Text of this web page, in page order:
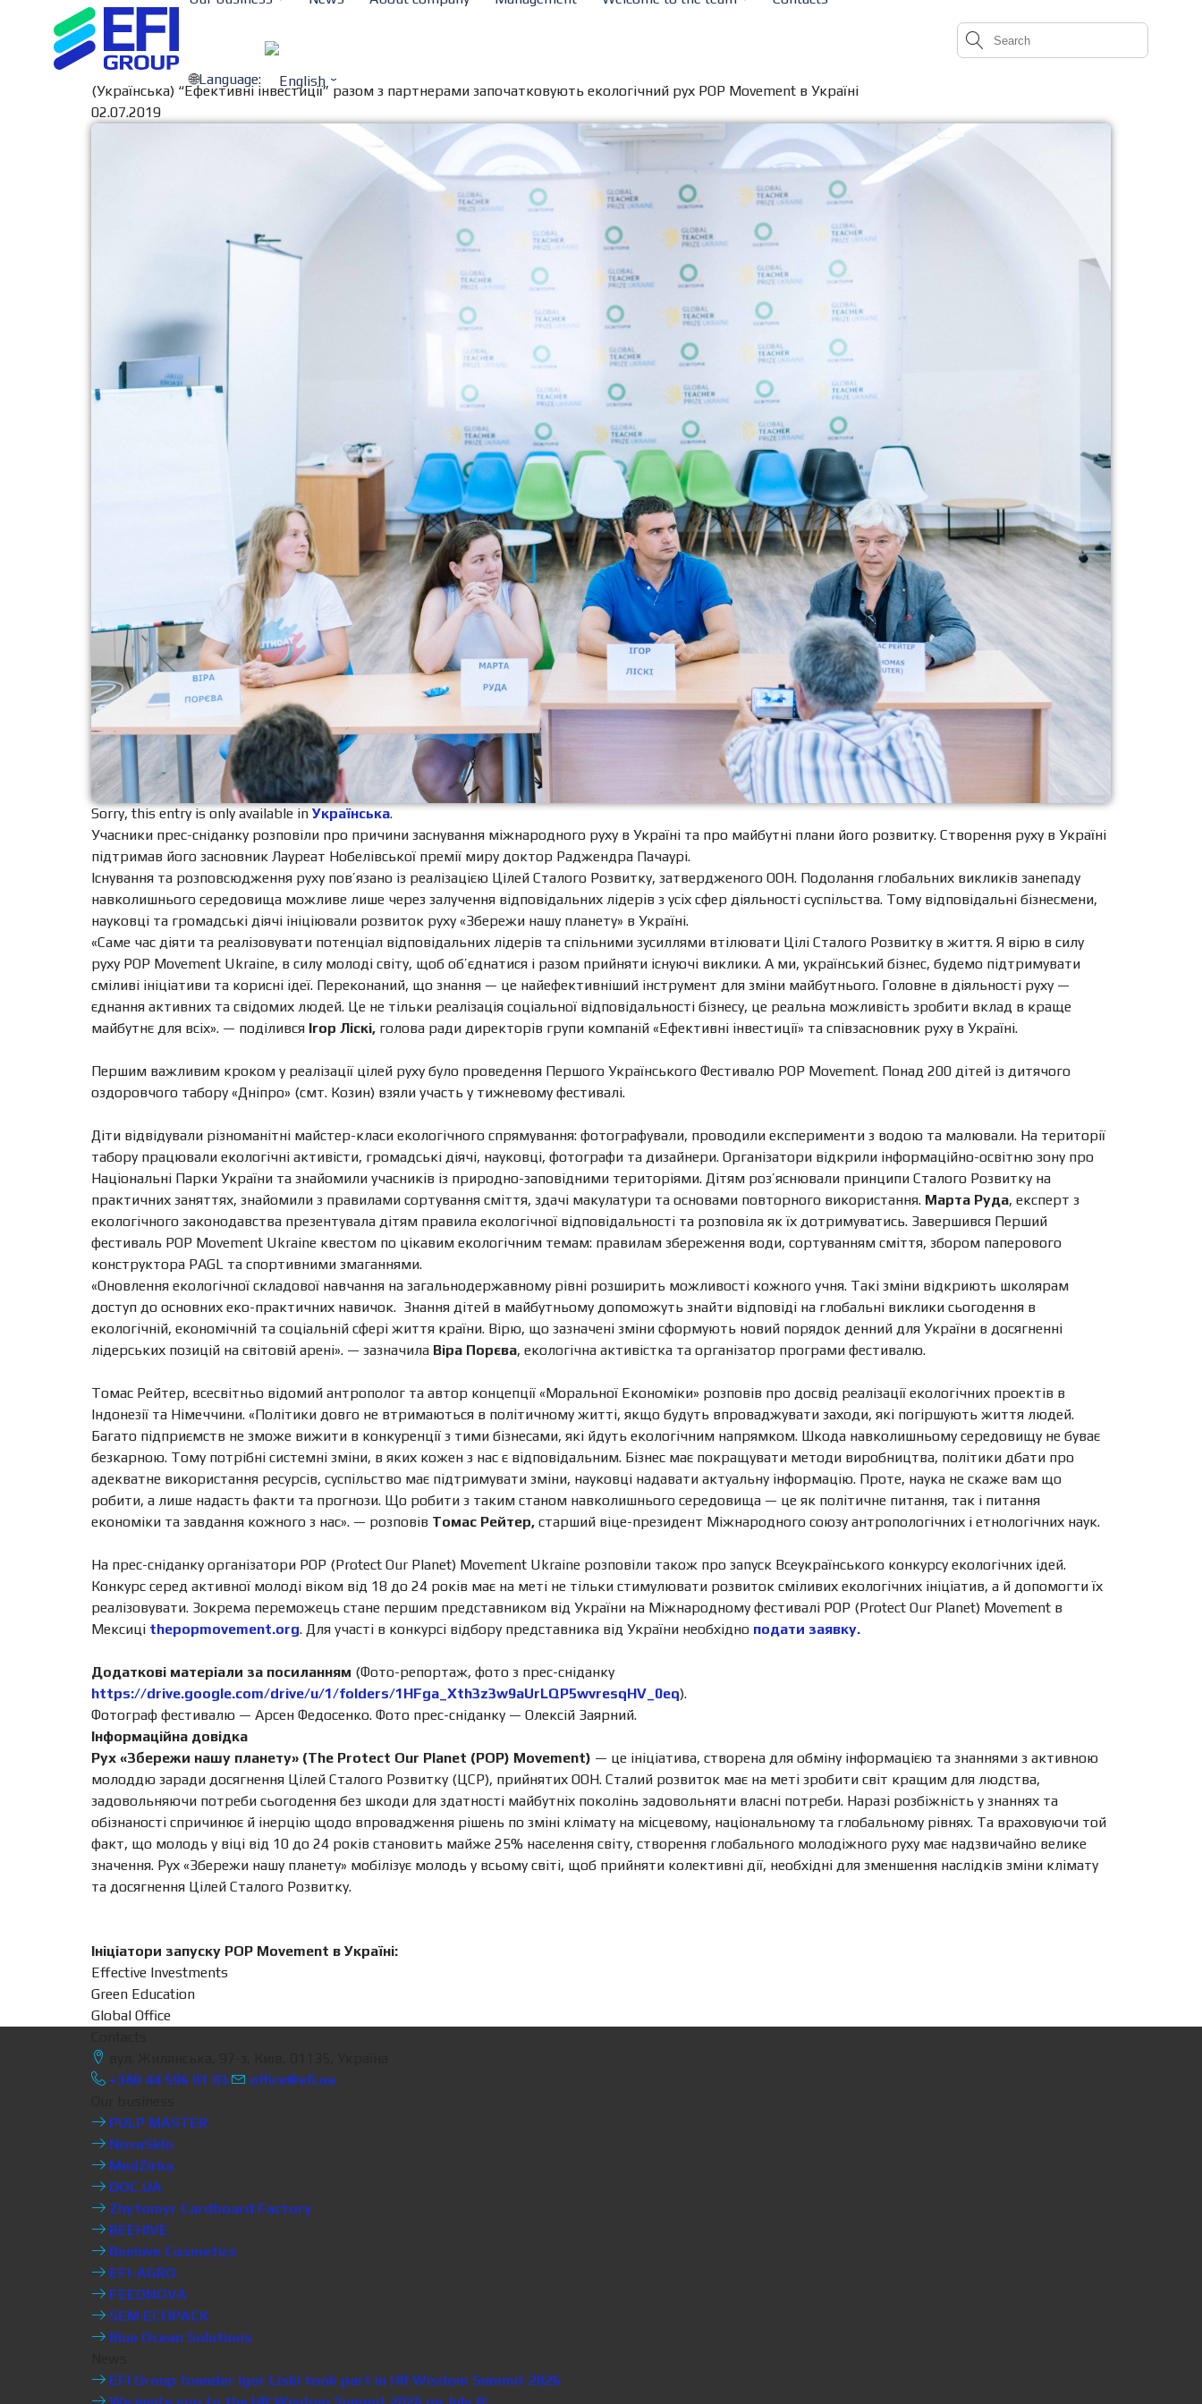
Language:
(Українська) “Ефективні інвестиції” разом з партнерами започатковують екологічний рух POP Movement в Україні
02.07.2019
Sorry, this entry is only available in Українська.
Учасники прес-сніданку розповіли про причини заснування міжнародного руху в Україні та про майбутні плани його розвитку. Створення руху в Україні
підтримав його засновник Лауреат Нобелівської премії миру доктор Раджендра Пачаурі.
Існування та розповсюдження руху пов’язано із реалізацією Цілей Сталого Розвитку, затвердженого ООН. Подолання глобальних викликів занепаду
навколишнього середовища можливе лише через залучення відповідальних лідерів з усіх сфер діяльності суспільства. Тому відповідальні бізнесмени,
науковці та громадські діячі ініціювали розвиток руху «Збережи нашу планету» в Україні.
«Саме час діяти та реалізовувати потенціал відповідальних лідерів та спільними зусиллями втілювати Цілі Сталого Розвитку в життя. Я вірю в силу
руху POP Movement Ukraine, в силу молоді світу, щоб об’єднатися і разом прийняти існуючі виклики. А ми, український бізнес, будемо підтримувати
сміливі ініціативи та корисні ідеї. Переконаний, що знання — це найефективніший інструмент для зміни майбутнього. Головне в діяльності руху —
єднання активних та свідомих людей. Це не тільки реалізація соціальної відповідальності бізнесу, це реальна можливість зробити вклад в краще
майбутнє для всіх». — поділився Ігор Ліскі, голова ради директорів групи компаній «Ефективні інвестиції» та співзасновник руху в Україні.
Першим важливим кроком у реалізації цілей руху було проведення Першого Українського Фестивалю POP Movement. Понад 200 дітей із дитячого
оздоровчого табору «Дніпро» (смт. Козин) взяли участь у тижневому фестивалі.
Діти відвідували різноманітні майстер-класи екологічного спрямування: фотографували, проводили експерименти з водою та малювали. На території
табору працювали екологічні активісти, громадські діячі, науковці, фотографи та дизайнери. Організатори відкрили інформаційно-освітню зону про
Національні Парки України та знайомили учасників із природно-заповідними територіями. Дітям роз’яснювали принципи Сталого Розвитку на
практичних заняттях, знайомили з правилами сортування сміття, здачі макулатури та основами повторного використання. Марта Руда, експерт з
екологічного законодавства презентувала дітям правила екологічної відповідальності та розповіла як їх дотримуватись. Завершився Перший
фестиваль POP Movement Ukraine квестом по цікавим екологічним темам: правилам збереження води, сортуванням сміття, збором паперового
конструктора PAGL та спортивними змаганнями.
«Оновлення екологічної складової навчання на загальнодержавному рівні розширить можливості кожного учня. Такі зміни відкриють школярам
доступ до основних еко-практичних навичок. Знання дітей в майбутньому допоможуть знайти відповіді на глобальні виклики сьогодення в
екологічній, економічній та соціальній сфері життя країни. Вірю, що зазначені зміни сформують новий порядок денний для України в досягненні
лідерських позицій на світовій арені». — зазначила Віра Порєва, екологічна активістка та організатор програми фестивалю.
Томас Рейтер, всесвітньо відомий антрополог та автор концепції «Моральної Економіки» розповів про досвід реалізації екологічних проектів в
Індонезії та Німеччини. «Політики довго не втримаються в політичному житті, якщо будуть впроваджувати заходи, які погіршують життя людей.
Багато підприємств не зможе вижити в конкуренції з тими бізнесами, які йдуть екологічним напрямком. Шкода навколишньому середовищу не буває
безкарною. Тому потрібні системні зміни, в яких кожен з нас є відповідальним. Бізнес має покращувати методи виробництва, політики дбати про
адекватне використання ресурсів, суспільство має підтримувати зміни, науковці надавати актуальну інформацію. Проте, наука не скаже вам що
робити, а лише надасть факти та прогнози. Що робити з таким станом навколишнього середовища — це як політичне питання, так і питання
економіки та завдання кожного з нас». — розповів Томас Рейтер, старший віце-президент Міжнародного союзу антропологічних і етнологічних наук.
На прес-сніданку організатори POP (Protect Our Planet) Movement Ukraine розповіли також про запуск Всеукраїнського конкурсу екологічних ідей.
Конкурс серед активної молоді віком від 18 до 24 років має на меті не тільки стимулювати розвиток сміливих екологічних ініціатив, а й допомогти їх
реалізовувати. Зокрема переможець стане першим представником від України на Міжнародному фестивалі POP (Protect Our Planet) Movement в
Мексиці thepopmovement.org. Для участі в конкурсі відбору представника від України необхідно подати заявку.
Додаткові матеріали за посиланням (Фото-репортаж, фото з прес-сніданку
https://drive.google.com/drive/u/1/folders/1HFga_Xth3z3w9aUrLQP5wvresqHV_0eq).
Фотограф фестивалю — Арсен Федосенко. Фото прес-сніданку — Олексій Заярний.
Інформаційна довідка
Рух «Збережи нашу планету» (The Protect Our Planet (POP) Movement) — це ініціатива, створена для обміну інформацією та знаннями з активною
молоддю заради досягнення Цілей Сталого Розвитку (ЦСР), прийнятих ООН. Сталий розвиток має на меті зробити світ кращим для людства,
задовольняючи потреби сьогодення без шкоди для здатності майбутніх поколінь задовольняти власні потреби. Наразі розбіжність у знаннях та
обізнаності спричинює й інерцію щодо впровадження рішень по зміні клімату на місцевому, національному та глобальному рівнях. Та враховуючи той
факт, що молодь у віці від 10 до 24 років становить майже 25% населення світу, створення глобального молодіжного руху має надзвичайно велике
значення. Рух «Збережи нашу планету» мобілізує молодь у всьому світі, щоб прийняти колективні дії, необхідні для зменшення наслідків зміни клімату
та досягнення Цілей Сталого Розвитку.
Ініціатори запуску POP Movement в Україні:
Effective Investments
Green Education
Global Office
+380 44 596 01 03
office@efi.ua
PULP MASTER
NovaSklo
MedZirka
DOC.UA
Zhytomyr Cardboard Factory
BEEHIVE
Beehive Cosmetics
EFI-AGRO
FEEDNOVA
SEM ECOPACK
Blue Ocean Solutions
EFI Group founder Igor Liski took part in HR Wisdom Summit 2026